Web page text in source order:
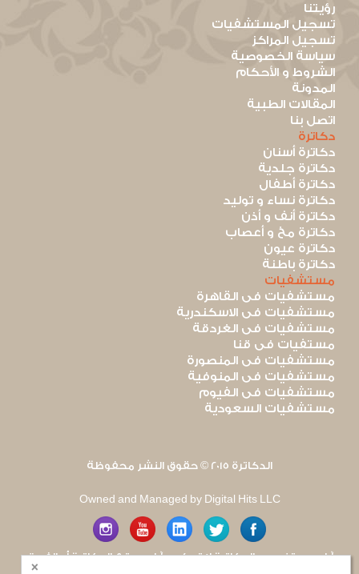
×
رؤيتنا
تسجيل المستشفيات
تسجيل المراكز
سياسة الخصوصية
الشروط و الأحكام
المدونة
المقالات الطبية
اتصل بنا
دكاترة
دكاترة أسنان
دكاترة جلدية
دكاترة أطفال
دكاترة نساء و توليد
دكاترة أنف و أذن
دكاترة مخ و أعصاب
دكاترة عيون
دكاترة باطنة
مستشفيات
مستشفيات فى القاهرة
مستشفيات فى الاسكندرية
مستشفيات فى الغردقة
مستفيات فى قنا
مستشفيات فى المنصورة
مستشفيات فى المنوفية
مستشفيات فى الفيوم
مستشفيات السعودية
الدكاترة 2015 © حقوق النشر محفوظة
Owned and Managed by Digital Hits LLC
آراء مستخدمى الدكاترة لا تعكس آراء موقع الدكاترة أو الفريق
العامل به. يتم بذل قصارى الجهد لضمان منع نشر أى اساءة أو